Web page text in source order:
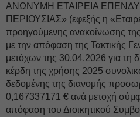
ΑΝΩΝΥΜΗ ΕΤΑΙΡΕΙΑ
ΠΕΡΙΟΥΣΙΑΣ» (εφεξής η
προηγούμενης ανακοίνωσης
με την απόφαση της Τακτικής
μετόχων της 30.04.2026 για τη
κέρδη της χρήσης 2025
δεδομένης της διανομής
0,167337171 € ανά μετοχή
απόφαση του Διοικητικού